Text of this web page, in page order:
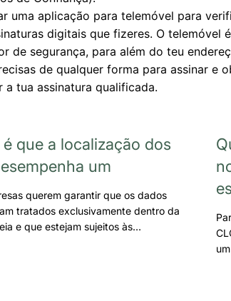
uma aplicação para telemóvel para
digitais que fizeres. O telemóvel
de segurança, para além do teu
de qualquer forma para assinar e
a tua assinatura qualificada.
que a localização dos
um
querem garantir que os dados
tratados exclusivamente dentro da
e que estejam sujeitos às…